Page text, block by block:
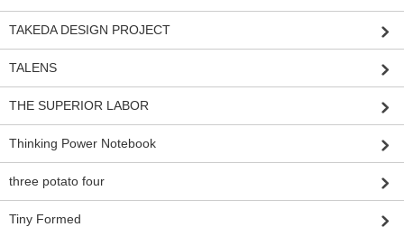
TAKEDA DESIGN PROJECT
TALENS
THE SUPERIOR LABOR
Thinking Power Notebook
three potato four
Tiny Formed